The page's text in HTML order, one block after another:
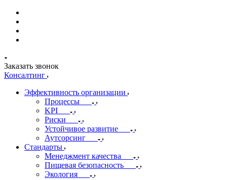
Заказать звонок
Консалтинг
Эффективность организации
Процессы
KPI
Риски
Устойчивое развитие
Аутсорсинг
Стандарты
Менеджмент качества
Пищевая безопасность
Экология